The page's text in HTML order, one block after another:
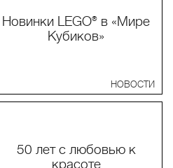
Новинки LEGO® в «Мире
Кубиков»
НОВОСТИ
50 лет с любовью к
красоте